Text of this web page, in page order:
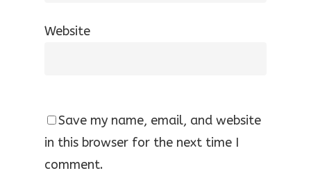
Website
Save my name, email, and website
in this browser for the next time I
comment.